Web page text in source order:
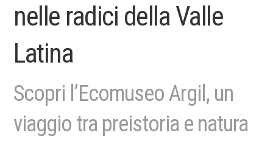
nelle radici della Valle
Latina
Scopri l’Ecomuseo Argil, un
viaggio tra preistoria e natura